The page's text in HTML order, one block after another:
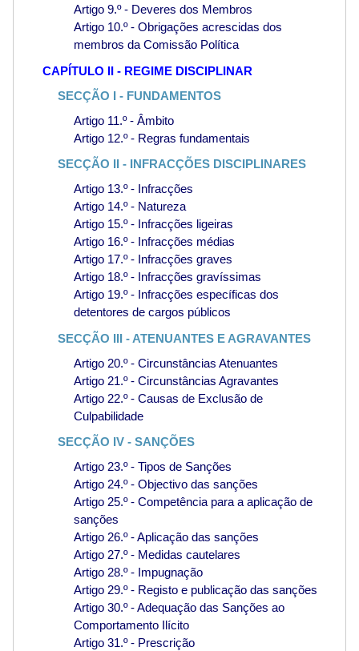
Artigo 9.º - Deveres dos Membros
Artigo 10.º - Obrigações acrescidas dos
membros da Comissão Política
CAPÍTULO II - REGIME DISCIPLINAR
SECÇÃO I - FUNDAMENTOS
Artigo 11.º - Âmbito
Artigo 12.º - Regras fundamentais
SECÇÃO II - INFRACÇÕES DISCIPLINARES
Artigo 13.º - Infracções
Artigo 14.º - Natureza
Artigo 15.º - Infracções ligeiras
Artigo 16.º - Infracções médias
Artigo 17.º - Infracções graves
Artigo 18.º - Infracções gravíssimas
Artigo 19.º - Infracções específicas dos
detentores de cargos públicos
SECÇÃO III - ATENUANTES E AGRAVANTES
Artigo 20.º - Circunstâncias Atenuantes
Artigo 21.º - Circunstâncias Agravantes
Artigo 22.º - Causas de Exclusão de
Culpabilidade
SECÇÃO IV - SANÇÕES
Artigo 23.º - Tipos de Sanções
Artigo 24.º - Objectivo das sanções
Artigo 25.º - Competência para a aplicação de
sanções
Artigo 26.º - Aplicação das sanções
Artigo 27.º - Medidas cautelares
Artigo 28.º - Impugnação
Artigo 29.º - Registo e publicação das sanções
Artigo 30.º - Adequação das Sanções ao
Comportamento Ilícito
Artigo 31.º - Prescrição